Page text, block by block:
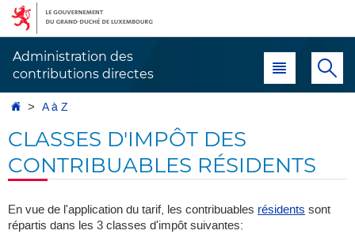
Aller
navigation
Aller
au
Administration des
contributions directes
Menu principal
AccueilA à Z
CLASSES D'IMPÔT DES
CONTRIBUABLES RÉSIDENTS
En vue de l'application du tarif, les contribuables résidents sont
répartis dans les 3 classes d'impôt suivantes: